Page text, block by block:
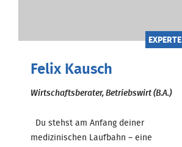
EXPERTE
Felix Kausch
Wirtschaftsberater, Betriebswirt (B.A.)
Du stehst am Anfang deiner
medizinischen Laufbahn – eine